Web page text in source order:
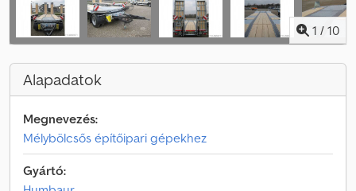
1 / 10
Alapadatok
Megnevezés:
Mélybölcsős építőipari gépekhez
Gyártó: